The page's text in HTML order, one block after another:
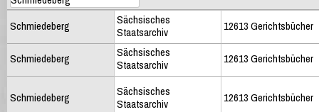
Schmiedeberg
Sächsisches
Staatsarchiv
12613 Gerichtsbücher
Schmiedeberg
Sächsisches
Staatsarchiv
12613 Gerichtsbücher
Schmiedeberg
Sächsisches
Staatsarchiv
12613 Gerichtsbücher